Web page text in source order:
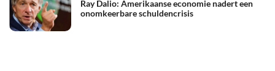
Ray Dalio: Amerikaanse economie nadert een
onomkeerbare schuldencrisis